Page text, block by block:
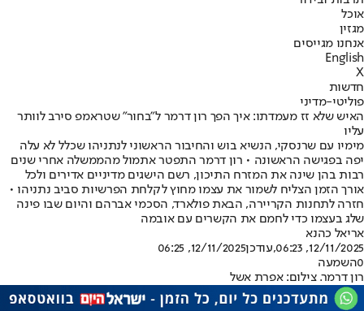
אוכל
מגזין
אנחנו מגייסים
English
X
חדשות
פוליטי-מדיני
האיש שלא זז מעמדתו: איך הפך רון דרמר ל"בחור" שטראמפ סירב לוותר
עליו
מימיו עם שרנסקי, הנשיא בוש והחיבור הראשוני לנתניהו שכלל לא עלה
יפה בפגישה הראשונה • רון דרמר התפטר אתמול מהממשלה אחרי שנים
רבות בהן שינה את המזרח התיכון, רשם הישגים מדיניים אדירים ולכל
אורך הזמן הצליח לשמור את עצמו מחוץ לקלחת הפרשיות סביב נתניהו •
חזרה לתחנות הקריירה, הבאת פולארד, הסכמי אברהם והיום שבו פינה
שלג בעצמו כדי לחמם את הקשרים עם אובמה
אריאל כהנא
12/11/2025, 06:23
,עודכן12/11/2025, 06:25
0השמעה
רון דרמר. צילום: אפרת אשל